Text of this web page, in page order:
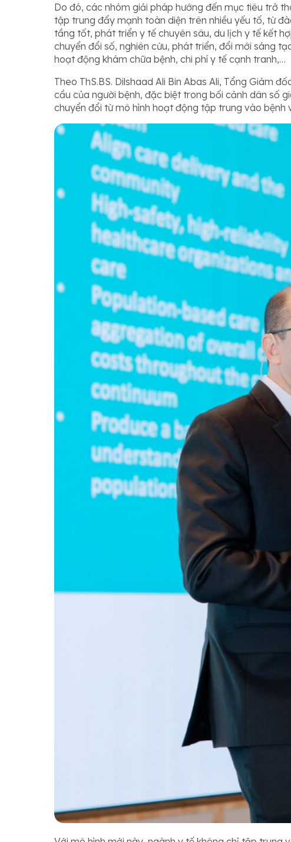
Do đó, các nhóm giải pháp hướng đến mục tiêu trở
tập trung đẩy mạnh toàn diện trên nhiều yếu tố, từ
tầng tốt, phát triển y tế chuyên sâu, du lịch y tế kết
chuyển đổi số, nghiên cứu, phát triển, đổi mới sáng
hoạt động khám chữa bệnh, chi phí y tế cạnh tranh,…
Theo ThS.BS. Dilshaad Ali Bin Abas Ali, Tổng Giám
cầu của người bệnh, đặc biệt trong bối cảnh dân số
chuyển đổi từ mô hình hoạt động tập trung vào bệnh